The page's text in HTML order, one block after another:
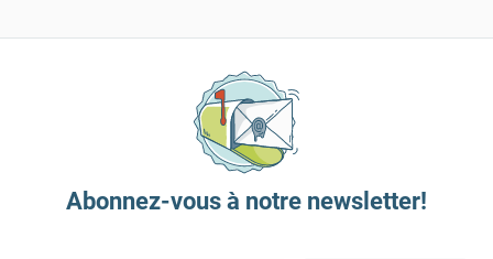
Abonnez-vous à notre newsletter!